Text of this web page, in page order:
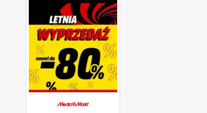
Markety oferują też sprzęty AGD. Sklepy
prawdziwych cenowych okazji. Takie znaleźć
Media Markt – promocje, jakich mało
By dobrze poznać ofertę sklepu, warto zajrzeć
voucher i oszczędzić nawet kilkaset złotych.
przedstawiane w gazetkach dotyczą małych